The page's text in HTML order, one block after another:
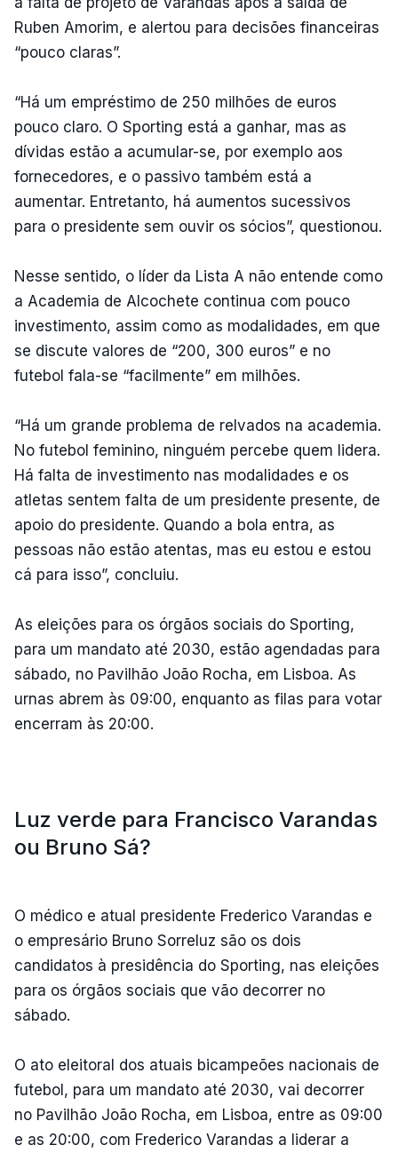
Ruben Amorim, e alertou para decisões financeiras
“pouco claras”.
“Há um empréstimo de 250 milhões de euros
pouco claro. O Sporting está a ganhar, mas as
dívidas estão a acumular-se, por exemplo aos
fornecedores, e o passivo também está a
aumentar. Entretanto, há aumentos sucessivos
para o presidente sem ouvir os sócios”, questionou.
Nesse sentido, o líder da Lista A não entende como
a Academia de Alcochete continua com pouco
investimento, assim como as modalidades, em que
se discute valores de “200, 300 euros” e no
futebol fala-se “facilmente” em milhões.
“Há um grande problema de relvados na academia.
No futebol feminino, ninguém percebe quem lidera.
Há falta de investimento nas modalidades e os
atletas sentem falta de um presidente presente, de
apoio do presidente. Quando a bola entra, as
pessoas não estão atentas, mas eu estou e estou
cá para isso”, concluiu.
As eleições para os órgãos sociais do Sporting,
para um mandato até 2030, estão agendadas para
sábado, no Pavilhão João Rocha, em Lisboa. As
urnas abrem às 09:00, enquanto as filas para votar
encerram às 20:00.
Luz verde para Francisco Varandas
ou Bruno Sá?
O médico e atual presidente Frederico Varandas e
o empresário Bruno Sorreluz são os dois
candidatos à presidência do Sporting, nas eleições
para os órgãos sociais que vão decorrer no
sábado.
O ato eleitoral dos atuais bicampeões nacionais de
futebol, para um mandato até 2030, vai decorrer
no Pavilhão João Rocha, em Lisboa, entre as 09:00
e as 20:00, com Frederico Varandas a liderar a